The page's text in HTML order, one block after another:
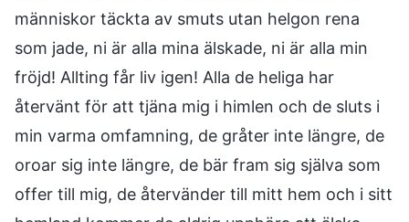
människor täckta av smuts utan helgon rena
som jade, ni är alla mina älskade, ni är alla min
fröjd! Allting får liv igen! Alla de heliga har
återvänt för att tjäna mig i himlen och de sluts i
min varma omfamning, de gråter inte längre, de
oroar sig inte längre, de bär fram sig själva som
offer till mig, de återvänder till mitt hem och i sitt